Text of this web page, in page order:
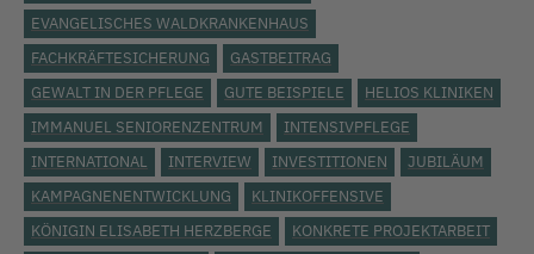
EVANGELISCHES WALDKRANKENHAUS
FACHKRÄFTESICHERUNG
GASTBEITRAG
GEWALT IN DER PFLEGE
GUTE BEISPIELE
HELIOS KLINIKEN
IMMANUEL SENIORENZENTRUM
INTENSIVPFLEGE
INTERNATIONAL
INTERVIEW INVESTITIONEN
JUBILÄUM
KAMPAGNENENTWICKLUNG
KLINIKOFFENSIVE
KÖNIGIN ELISABETH HERZBERGE
KONKRETE PROJEKTARBEIT